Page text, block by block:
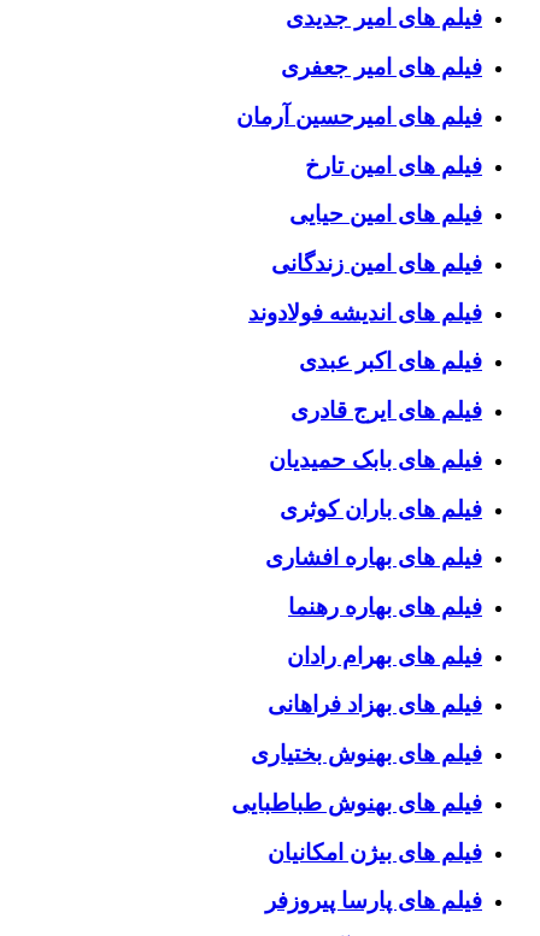
فیلم های امیر جدیدی
فیلم های امیر جعفری
فیلم های امیرحسین آرمان
فیلم های امین تارخ
فیلم های امین حیایی
فیلم های امین زندگانی
فیلم های اندیشه فولادوند
فیلم های اکبر عبدی
فیلم های ایرج قادری
فیلم های بابک حمیدیان
فیلم های باران کوثری
فیلم های بهاره افشاری
فیلم های بهاره رهنما
فیلم های بهرام رادان
فیلم های بهزاد فراهانی
فیلم های بهنوش بختیاری
فیلم های بهنوش طباطبایی
فیلم های بیژن امکانیان
فیلم های پارسا پیروزفر